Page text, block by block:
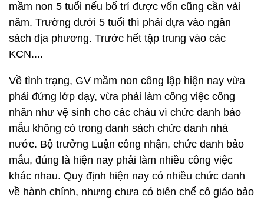
mầm non 5 tuổi nếu bố trí được vốn cũng cần vài
năm. Trường dưới 5 tuổi thì phải dựa vào ngân
sách địa phương. Trước hết tập trung vào các
KCN....
Về tình trạng, GV mầm non công lập hiện nay vừa
phải đứng lớp dạy, vừa phải làm công việc công
nhân như vệ sinh cho các cháu vì chức danh bảo
mẫu không có trong danh sách chức danh nhà
nước. Bộ trưởng Luận công nhận, chức danh bảo
mẫu, đúng là hiện nay phải làm nhiều công việc
khác nhau. Quy định hiện nay có nhiều chức danh
về hành chính, nhưng chưa có biên chế cô giáo bảo